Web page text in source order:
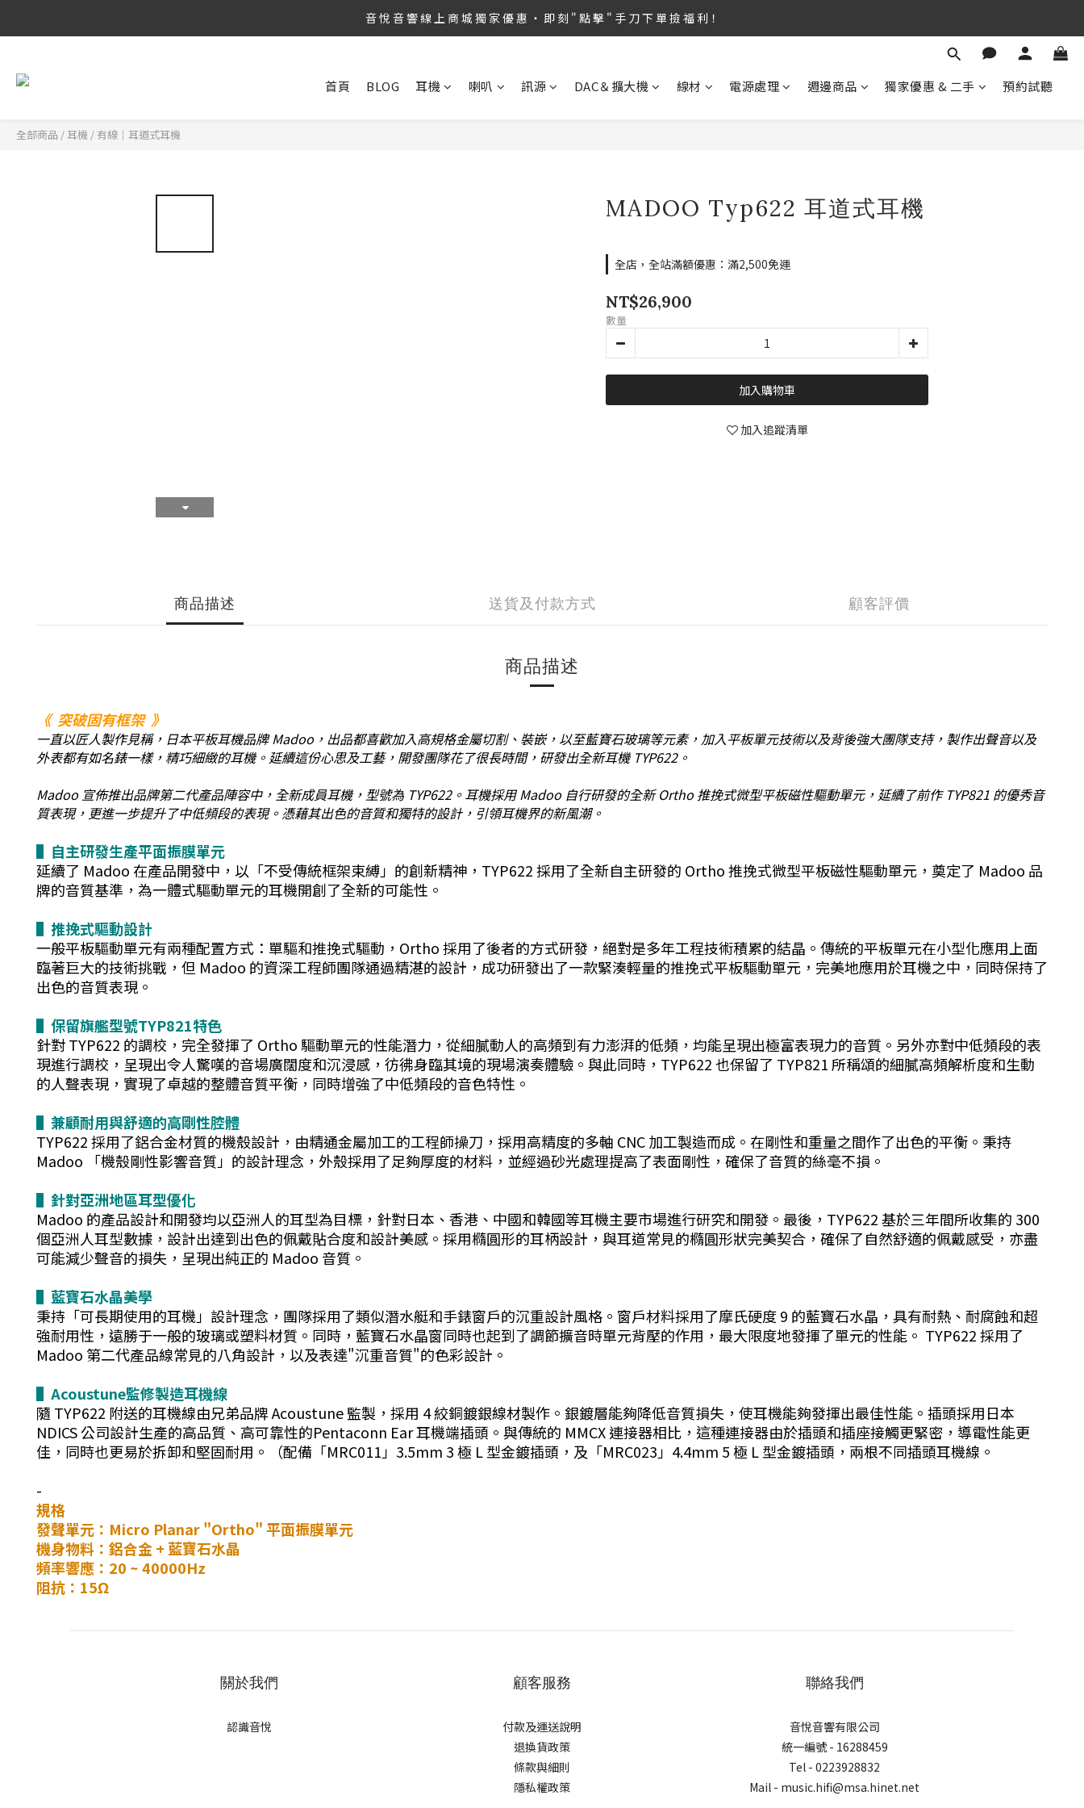
8/6 ~ 8/9 第36屆 TAA 國 際 Hi-End 音 響 大 展 情 熱 開 演 ‧  音 悅 音 響 1127 號 房 期 待 與 您 相 見
音 悅 音 響 線 上 商 城 獨 家 優 惠 ‧ 即 刻 " 點 擊 " 手 刀 下 單 撿 福 利！
8/6 ~ 8/9 第36屆 TAA 國 際 Hi-End 音 響 大 展 情 熱 開 演 ‧  音 悅 音 響 1127 號 房 期 待 與 您 相 見
首頁 BLOG 耳機 喇叭 訊源 DAC＆擴大機 線材 電源處理 週邊商品 獨家優惠 & 二手 預約試聽
全部商品 /耳機 / 有線｜耳道式耳機
MADOO Typ622 耳道式耳機
全店，全站滿額優惠：滿2,500免運
NT$26,900
數量
加入購物車
加入追蹤清單
商品描述 送貨及付款方式 顧客評價
商品描述
《 突破固有框架 》
一直以匠人製作見稱，日本平板耳機品牌 Madoo，出品都喜歡加入高規格金屬切割、裝嵌，以至藍寶石玻璃等元素，加入平板單元技術以及背後強大團隊支持，製作出聲音以及
外表都有如名錶一樣，精巧細緻的耳機。延續這份心思及工藝，開發團隊花了很長時間，研發出全新耳機 TYP622。
Madoo 宣佈推出品牌第二代產品陣容中，全新成員耳機，型號為 TYP622。耳機採用 Madoo 自行研發的全新 Ortho 推挽式微型平板磁性驅動單元，延續了前作 TYP821 的優秀音
質表現，更進一步提升了中低頻段的表現。憑藉其出色的音質和獨特的設計，引領耳機界的新風潮。
▌ 自主研發生產平面振膜單元
延續了 Madoo 在產品開發中，以「不受傳統框架束縛」的創新精神，TYP622 採用了全新自主研發的 Ortho 推挽式微型平板磁性驅動單元，奠定了 Madoo 品
牌的音質基準，為一體式驅動單元的耳機開創了全新的可能性。
▌ 推挽式驅動設計
一般平板驅動單元有兩種配置方式：單驅和推挽式驅動，Ortho 採用了後者的方式研發，絕對是多年工程技術積累的結晶。傳統的平板單元在小型化應用上面
臨著巨大的技術挑戰，但 Madoo 的資深工程師團隊通過精湛的設計，成功研發出了一款緊湊輕量的推挽式平板驅動單元，完美地應用於耳機之中，同時保持了
出色的音質表現。
▌ 保留旗艦型號TYP821特色
針對 TYP622 的調校，完全發揮了 Ortho 驅動單元的性能潛力，從細膩動人的高頻到有力澎湃的低頻，均能呈現出極富表現力的音質。另外亦對中低頻段的表
現進行調校，呈現出令人驚嘆的音場廣闊度和沉浸感，彷彿身臨其境的現場演奏體驗。與此同時，TYP622 也保留了 TYP821 所稱頌的細膩高頻解析度和生動
的人聲表現，實現了卓越的整體音質平衡，同時增強了中低頻段的音色特性。
▌ 兼顧耐用與舒適的高剛性腔體
TYP622 採用了鋁合金材質的機殼設計，由精通金屬加工的工程師操刀，採用高精度的多軸 CNC 加工製造而成。在剛性和重量之間作了出色的平衡。秉持
Madoo 「機殼剛性影響音質」的設計理念，外殼採用了足夠厚度的材料，並經過砂光處理提高了表面剛性，確保了音質的絲毫不損。
▌ 針對亞洲地區耳型優化
Madoo 的產品設計和開發均以亞洲人的耳型為目標，針對日本、香港、中國和韓國等耳機主要市場進行研究和開發。最後，TYP622 基於三年間所收集的 300
個亞洲人耳型數據，設計出達到出色的佩戴貼合度和設計美感。採用橢圓形的耳柄設計，與耳道常見的橢圓形狀完美契合，確保了自然舒適的佩戴感受，亦盡
可能減少聲音的損失，呈現出純正的 Madoo 音質。
▌ 藍寶石水晶美學
秉持「可長期使用的耳機」設計理念，團隊採用了類似潛水艇和手錶窗戶的沉重設計風格。窗戶材料採用了摩氏硬度 9 的藍寶石水晶，具有耐熱、耐腐蝕和超
強耐用性，遠勝于一般的玻璃或塑料材質。同時，藍寶石水晶窗同時也起到了調節擴音時單元背壓的作用，最大限度地發揮了單元的性能。 TYP622 採用了
Madoo 第二代產品線常見的八角設計，以及表達"沉重音質"的色彩設計。
▌ Acoustune監修製造耳機線
隨 TYP622 附送的耳機線由兄弟品牌 Acoustune 監製，採用 4 絞銅鍍銀線材製作。銀鍍層能夠降低音質損失，使耳機能夠發揮出最佳性能。插頭採用日本
NDICS 公司設計生產的高品質、高可靠性的Pentaconn Ear 耳機端插頭。與傳統的 MMCX 連接器相比，這種連接器由於插頭和插座接觸更緊密，導電性能更
佳，同時也更易於拆卸和堅固耐用。（配備「MRC011」3.5mm 3 極 L 型金鍍插頭，及「MRC023」4.4mm 5 極 L 型金鍍插頭，兩根不同插頭耳機線。
-
規格
發聲單元：Micro Planar "Ortho" 平面振膜單元
機身物料：鋁合金 + 藍寶石水晶
頻率響應：20 ~ 40000Hz
阻抗：15Ω
關於我們
認識音悅
顧客服務
付款及運送說明
退換貨政策
條款與細則
隱私權政策
聯絡我們
音悅音響有限公司
統一編號 - 16288459
Tel - 0223928832
Mail - music.hifi@msa.hinet.net